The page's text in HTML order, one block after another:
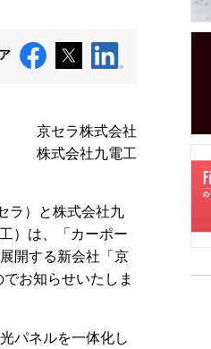
京セラ株式会社
株式会社九電工
ラ）と株式会社九
）は、「カーポー
開する新会社「京
お知らせいたしま
パネルを一体化し